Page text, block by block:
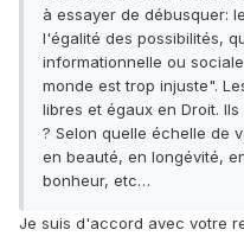
à essayer de débusquer:
l'égalité des possibilités,
informationnelle ou
monde est trop injuste".
libres et égaux en Droit.
? Selon quelle échelle de
en beauté, en longévité,
bonheur, etc…
Je suis d'accord avec votre